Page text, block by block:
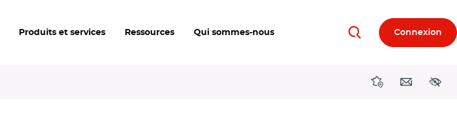
Produits et services Ressources Qui sommes-nous RechercherConnexion
DirectionsContact